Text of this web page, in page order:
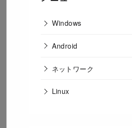
Windows
Android
ネットワーク
Linux